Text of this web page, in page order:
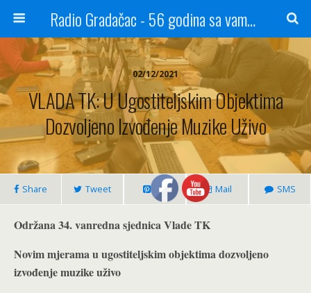
Radio Gradačac - 56 godina sa vama...
02/12/2021
VLADA TK: U Ugostiteljskim Objektima
Dozvoljeno Izvođenje Muzike Uživo
Share Tweet Pin Mail SMS
Održana 34. vanredna sjednica Vlade TK
Novim mjerama u ugostiteljskim objektima dozvoljeno
izvođenje muzike uživo